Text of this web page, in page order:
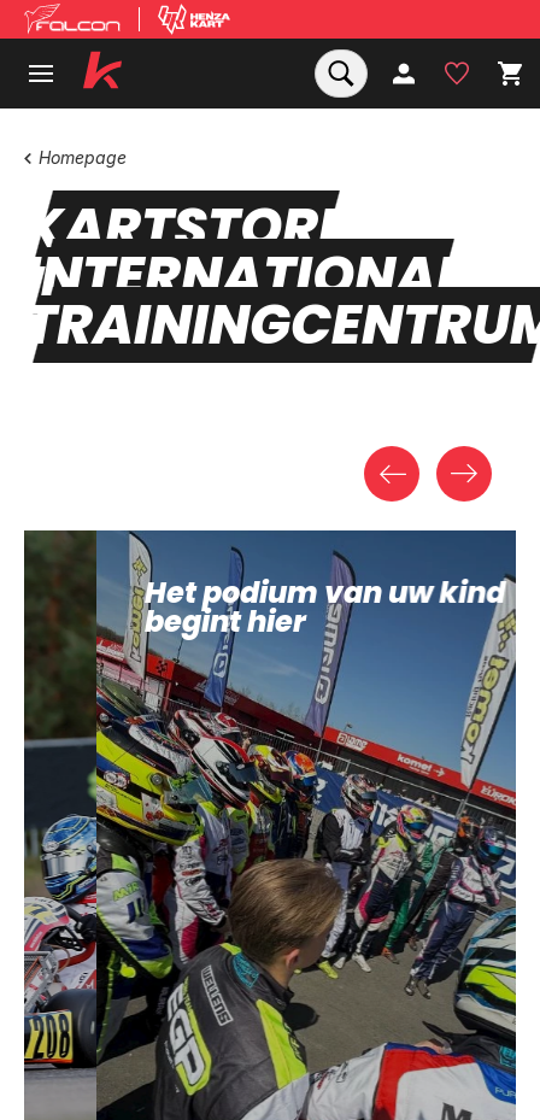
Homepage
KARTSTORE
INTERNATIONAL
Het podium van uw kind
begint hier